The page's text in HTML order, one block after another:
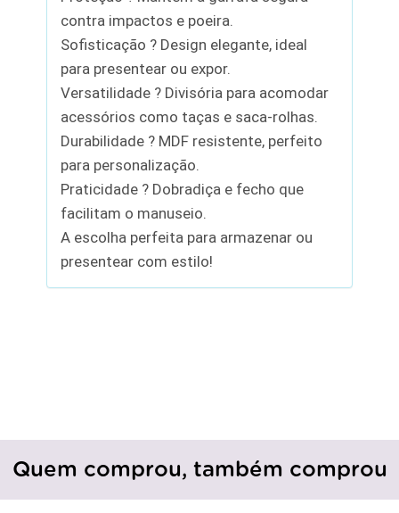
contra impactos e poeira.
Sofisticação ? Design elegante, ideal
para presentear ou expor.
Versatilidade ? Divisória para acomodar
acessórios como taças e saca-rolhas.
Durabilidade ? MDF resistente, perfeito
para personalização.
Praticidade ? Dobradiça e fecho que
facilitam o manuseio.
A escolha perfeita para armazenar ou
presentear com estilo!
Quem comprou, também comprou